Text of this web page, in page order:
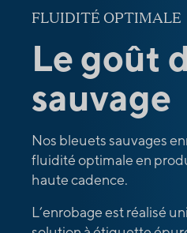
FLUIDITÉ OPTIMALE
Le goût
sauvage
Nos bleuets sauvages
fluidité optimale en
haute cadence.
L’enrobage est réalisé